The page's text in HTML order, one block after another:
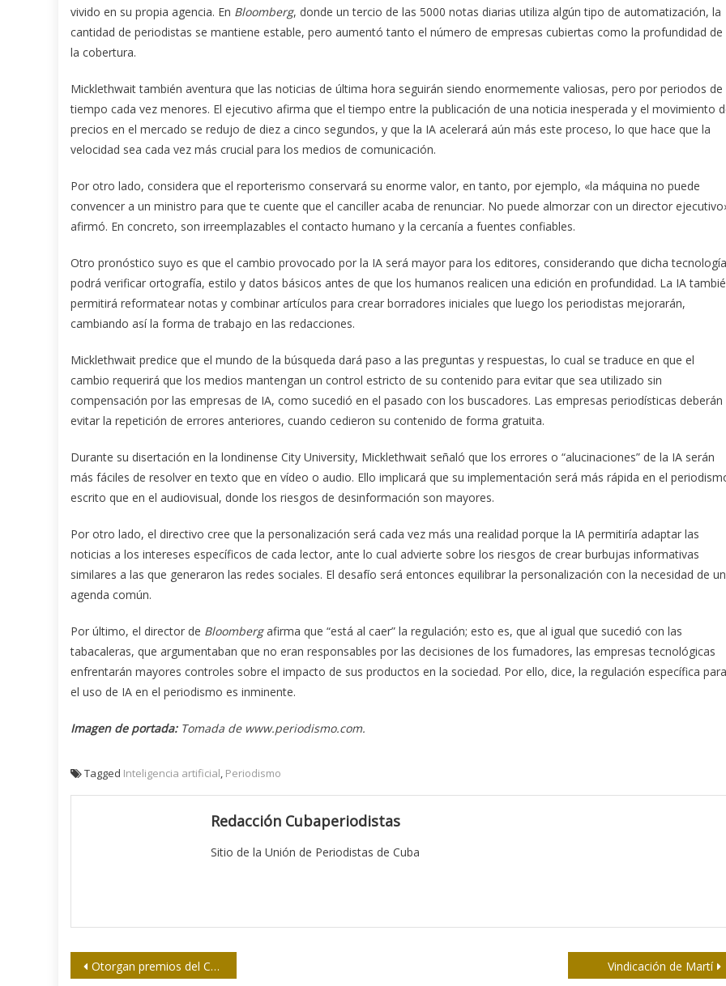
vivido en su propia agencia. En Bloomberg, donde un tercio de las 5000 notas diarias utiliza algún tipo de automatización, la
cantidad de periodistas se mantiene estable, pero aumentó tanto el número de empresas cubiertas como la profundidad de
la cobertura.
Micklethwait también aventura que las noticias de última hora seguirán siendo enormemente valiosas, pero por periodos de
tiempo cada vez menores. El ejecutivo afirma que el tiempo entre la publicación de una noticia inesperada y el movimiento
precios en el mercado se redujo de diez a cinco segundos, y que la IA acelerará aún más este proceso, lo que hace que la
velocidad sea cada vez más crucial para los medios de comunicación.
Por otro lado, considera que el reporterismo conservará su enorme valor, en tanto, por ejemplo, «la máquina no puede
convencer a un ministro para que te cuente que el canciller acaba de renunciar. No puede almorzar con un director
afirmó. En concreto, son irreemplazables el contacto humano y la cercanía a fuentes confiables.
Otro pronóstico suyo es que el cambio provocado por la IA será mayor para los editores, considerando que dicha tecnología
podrá verificar ortografía, estilo y datos básicos antes de que los humanos realicen una edición en profundidad. La IA
permitirá reformatear notas y combinar artículos para crear borradores iniciales que luego los periodistas mejorarán,
cambiando así la forma de trabajo en las redacciones.
Micklethwait predice que el mundo de la búsqueda dará paso a las preguntas y respuestas, lo cual se traduce en que el
cambio requerirá que los medios mantengan un control estricto de su contenido para evitar que sea utilizado sin
compensación por las empresas de IA, como sucedió en el pasado con los buscadores. Las empresas periodísticas deberán
evitar la repetición de errores anteriores, cuando cedieron su contenido de forma gratuita.
Durante su disertación en la londinense City University, Micklethwait señaló que los errores o “alucinaciones” de la IA serán
más fáciles de resolver en texto que en vídeo o audio. Ello implicará que su implementación será más rápida en el
escrito que en el audiovisual, donde los riesgos de desinformación son mayores.
Por otro lado, el directivo cree que la personalización será cada vez más una realidad porque la IA permitiría adaptar las
noticias a los intereses específicos de cada lector, ante lo cual advierte sobre los riesgos de crear burbujas informativas
similares a las que generaron las redes sociales. El desafío será entonces equilibrar la personalización con la necesidad de
agenda común.
Por último, el director de Bloombergafirma que “está al caer” la regulación; esto es, que al igual que sucedió con las
tabacaleras, que argumentaban que no eran responsables por las decisiones de los fumadores, las empresas tecnológicas
enfrentarán mayores controles sobre el impacto de sus productos en la sociedad. Por ello, dice, la regulación específica para
el uso de IA en el periodismo es inminente.
Imagen de portada:Tomada de www.periodismo.com.
Tagged Inteligencia artificial, Periodismo
Redacción Cubaperiodistas
Sitio de la Unión de Periodistas de Cuba
Navegación
Otorgan premios del Concurso Nacional de Periodismo Histórico 2024 Vindicación de Martí